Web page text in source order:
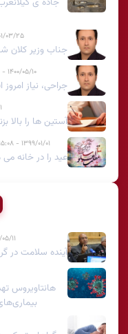
۱۴۰۱/۰۳/۲۵ -
جناب وزیر کلان
۱۴۰۰/۰۵/۱۰ - ۱۳:۱۱
جراحی، نیاز
آستین ها را
۱۳۹۹/۰۱/۰۱ - ۱۵:۰۸
عید را در خانه می
۱۴۰۵/۰۵/
آینده سلامت در
هانتاویروس